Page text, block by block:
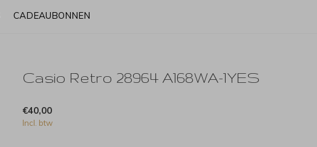
CADEAUBONNEN
Casio Retro 28964 A168WA-1YES
€40,00
Incl. btw